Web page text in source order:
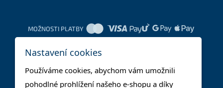
MOŽNOSTI PLATBY
Nastavení cookies
Používáme cookies, abychom vám umožnili
pohodlné prohlížení našeho e-shopu a díky